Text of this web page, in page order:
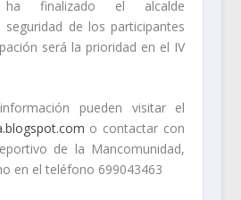
ha finalizado el alcalde
seguridad de los participantes
será la prioridad en el IV
pueden visitar el
o contactar con
de la Mancomunidad,
en el teléfono 699043463